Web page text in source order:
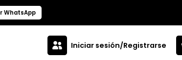
WhatsApp
Iniciar sesión/Registrarse